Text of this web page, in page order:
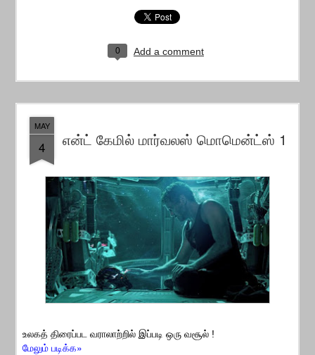
0 Add a comment
MAY
4 என்ட் கேமில் மார்வலஸ் மொமென்ட்ஸ் 1
உலகத் திரைப்பட வராலாற்றில் இப்படி ஒரு வசூல் !
மேலும் படிக்க»